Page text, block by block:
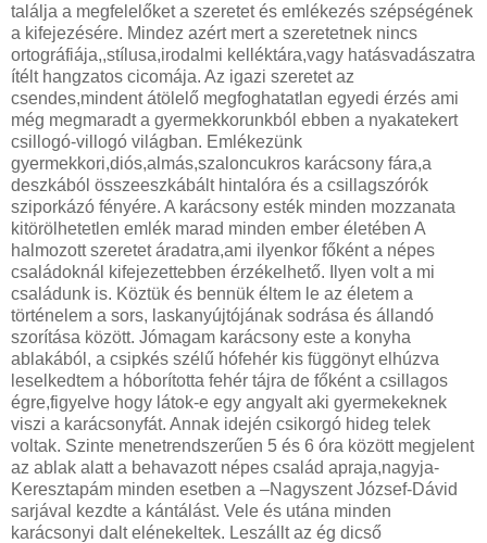
találja a megfelelőket a szeretet és emlékezés szépségének
a kifejezésére. Mindez azért mert a szeretetnek nincs
ortográfiája,,stílusa,irodalmi kelléktára,vagy hatásvadászatra
ítélt hangzatos cicomája. Az igazi szeretet az
csendes,mindent átölelő megfoghatatlan egyedi érzés ami
még megmaradt a gyermekkorunkból ebben a nyakatekert
csillogó-villogó világban. Emlékezünk
gyermekkori,diós,almás,szaloncukros karácsony fára,a
deszkából összeeszkábált hintalóra és a csillagszórók
sziporkázó fényére. A karácsony esték minden mozzanata
kitörölhetetlen emlék marad minden ember életében A
halmozott szeretet áradatra,ami ilyenkor főként a népes
családoknál kifejezettebben érzékelhető. Ilyen volt a mi
családunk is. Köztük és bennük éltem le az életem a
történelem a sors, laskanyújtójának sodrása és állandó
szorítása között. Jómagam karácsony este a konyha
ablakából, a csipkés szélű hófehér kis függönyt elhúzva
leselkedtem a hóborította fehér tájra de főként a csillagos
égre,figyelve hogy látok-e egy angyalt aki gyermekeknek
viszi a karácsonyfát. Annak idején csikorgó hideg telek
voltak. Szinte menetrendszerűen 5 és 6 óra között megjelent
az ablak alatt a behavazott népes család apraja,nagyja-
Keresztapám minden esetben a –Nagyszent József-Dávid
sarjával kezdte a kántálást. Vele és utána minden
karácsonyi dalt elénekeltek. Leszállt az ég dicső